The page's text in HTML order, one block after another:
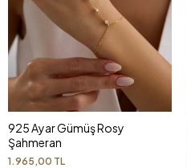
925 Ayar Gümüş Rosy
Şahmeran
1.965,00 TL